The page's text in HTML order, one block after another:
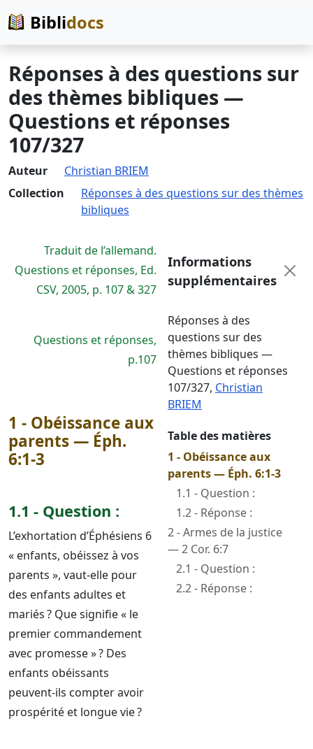
Biblidocs
Réponses à des questions sur
des thèmes bibliques —
Questions et réponses
107/327
Auteur
Christian BRIEM
Collection
Réponses à des questions sur des thèmes
bibliques
Traduit de l’allemand.
Questions et réponses, Ed.
CSV, 2005, p. 107 & 327
Questions et réponses,
p.107
1 - Obéissance aux
parents — Éph.
6:1-3
1.1 - Question :
L’exhortation d’Éphésiens 6
« enfants, obéissez à vos
parents », vaut-elle pour
des enfants adultes et
mariés ? Que signifie « le
premier commandement
avec promesse » ? Des
enfants obéissants
peuvent-ils compter avoir
prospérité et longue vie ?
Informations
supplémentaires
Réponses à des
questions sur des
thèmes bibliques —
Questions et réponses
107/327, Christian
BRIEM
Table des matières
1 - Obéissance aux
parents — Éph. 6:1-3
1.1 - Question :
1.2 - Réponse :
2 - Armes de la justice
— 2 Cor. 6:7
2.1 - Question :
2.2 - Réponse :